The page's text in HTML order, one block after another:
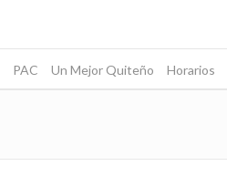
PAC Un Mejor Quiteño Horarios